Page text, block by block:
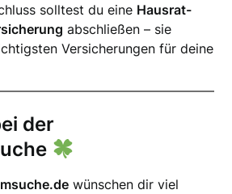
solltest du eine Hausrat-
abschließen – sie
Versicherungen für deine
der
wünschen dir viel